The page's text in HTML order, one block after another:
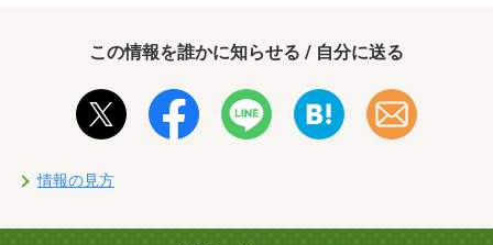
この情報を誰かに知らせる / 自分に送る
情報の見方